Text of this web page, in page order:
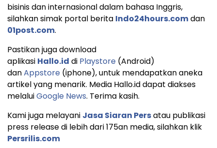
bisinis dan internasional dalam bahasa Inggris,
silahkan simak portal berita Indo24hours.comdan
01post.com.
Pastikan juga download
aplikasi Hallo.id di Playstore (Android)
danAppstore (iphone), untuk mendapatkan aneka
artikel yang menarik. Media Hallo.id dapat diakses
melaluiGoogle News. Terima kasih.
Kami juga melayani Jasa Siaran Persatau publikasi
press release di lebih dari 175an media, silahkan klik
Persrilis.com